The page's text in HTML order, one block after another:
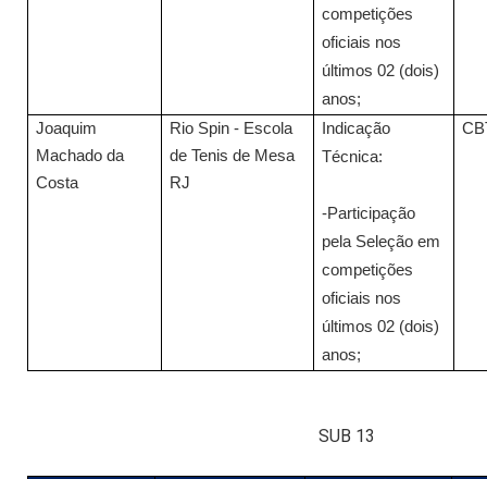
competições
oficiais nos
últimos 02 (dois)
anos;
Joaquim
Machado da
Costa
Rio Spin - Escola
de Tenis de Mesa
RJ
Indicação
Técnica:
-Participação
pela Seleção em
competições
oficiais nos
últimos 02 (dois)
anos;
SUB 13